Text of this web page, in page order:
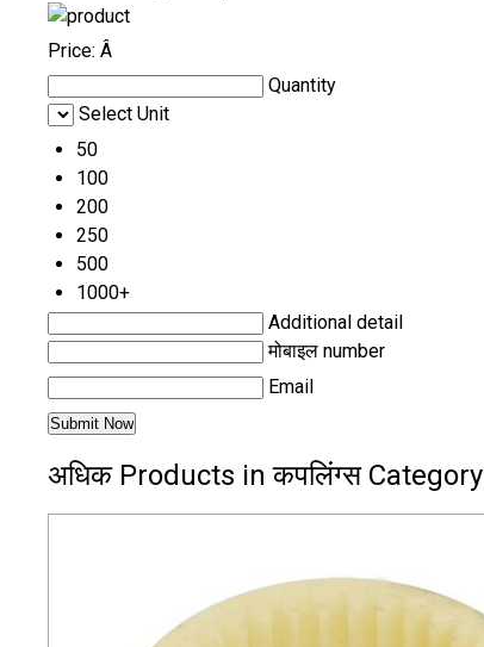
Price: Â
Quantity
Select Unit
50
100
200
250
500
1000+
Additional detail
मोबाइल number
Email
अधिक Products in कपलिंग्स Category